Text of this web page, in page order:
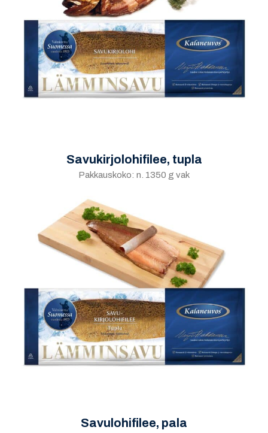
Savukirjolohifilee, tupla
Pakkauskoko: n. 1350 g vak
Savulohifilee, pala